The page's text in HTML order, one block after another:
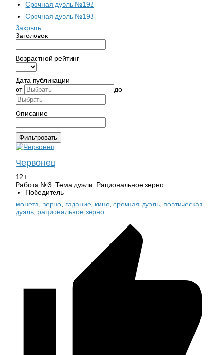
Срочная дуэль №192
Срочная дуэль №193
Закрыть
Заголовок
Возрастной рейтинг
Дата публикации
от
до
Описание
Червонец
12+
Работа №3. Тема дуэли: Рациональное зерно
Победитель
монета ,зерно гадание кино ,срочная дуэль поэтическая
дуэль рациональное зерно